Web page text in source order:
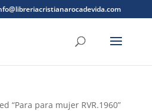
“Para para mujer RVR.1960”